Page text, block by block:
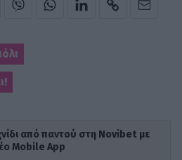
από παντού στη Novibet με
Mobile App